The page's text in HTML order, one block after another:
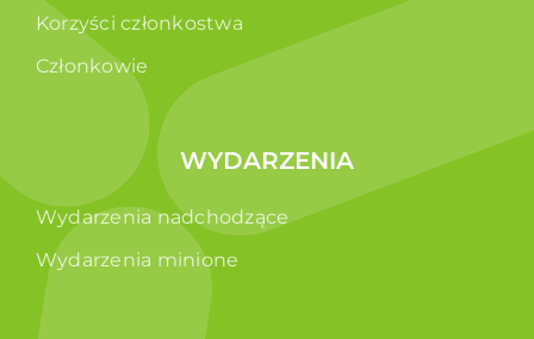
Korzyści członkostwa
Członkowie
WYDARZENIA
Wydarzenia nadchodzące
Wydarzenia minione